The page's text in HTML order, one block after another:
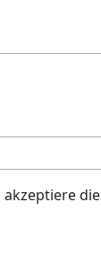
akzeptiere die